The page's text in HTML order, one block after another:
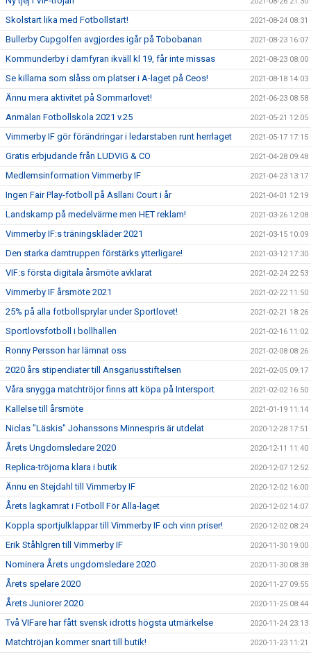
Skolstart lika med Fotbollstart! 2021-08-24 08:31
Bullerby Cupgolfen avgjordes igår på Tobobanan 2021-08-23 16:07
Kommunderby i damfyran ikväll kl 19, får inte missas 2021-08-23 08:00
Se killarna som slåss om platser i A-laget på Ceos! 2021-08-18 14:03
Ännu mera aktivitet på Sommarlovet! 2021-06-23 08:58
Anmälan Fotbollskola 2021 v.25 2021-05-21 12:05
Vimmerby IF gör förändringar i ledarstaben runt herrlaget 2021-05-17 17:15
Gratis erbjudande från LUDVIG & CO 2021-04-28 09:48
Medlemsinformation Vimmerby IF 2021-04-23 13:17
Ingen Fair Play-fotboll på Asllani Court i år 2021-04-01 12:19
Landskamp på medelvärme men HET reklam! 2021-03-26 12:08
Vimmerby IF:s träningskläder 2021 2021-03-15 10:09
Den starka damtruppen förstärks ytterligare! 2021-03-12 17:30
VIF:s första digitala årsmöte avklarat 2021-02-24 22:53
Vimmerby IF årsmöte 2021 2021-02-22 11:50
25% på alla fotbollsprylar under Sportlovet! 2021-02-21 18:26
Sportlovsfotboll i bollhallen 2021-02-16 11:02
Ronny Persson har lämnat oss 2021-02-08 08:26
2020 års stipendiater till Ansgariusstiftelsen 2021-02-05 09:17
Våra snygga matchtröjor finns att köpa på Intersport 2021-02-02 16:50
Kallelse till årsmöte 2021-01-19 11:14
Niclas "Läskis" Johanssons Minnespris är utdelat 2020-12-28 17:51
Årets Ungdomsledare 2020 2020-12-11 11:40
Replica-tröjorna klara i butik 2020-12-07 12:52
Ännu en Stejdahl till Vimmerby IF 2020-12-02 16:00
Årets lagkamrat i Fotboll För Alla-laget 2020-12-02 14:07
Koppla sportjulklappar till Vimmerby IF och vinn priser! 2020-12-02 08:24
Erik Ståhlgren till Vimmerby IF 2020-11-30 19:00
Nominera Årets ungdomsledare 2020 2020-11-30 08:38
Årets spelare 2020 2020-11-27 09:55
Årets Juniorer 2020 2020-11-25 08:44
Två VIFare har fått svensk idrotts högsta utmärkelse 2020-11-24 23:13
Matchtröjan kommer snart till butik! 2020-11-23 11:21